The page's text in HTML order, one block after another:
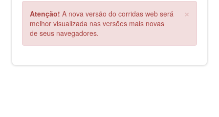
×
Atenção! A nova versão do corridas web será
melhor visualizada nas versões mais novas
de seus navegadores.